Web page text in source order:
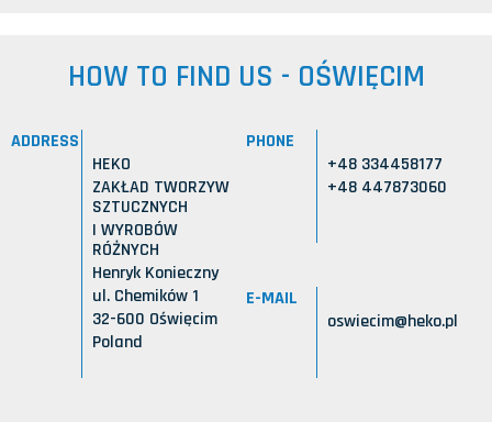
HOW TO FIND US - OŚWIĘCIM
ADDRESS
HEKO
ZAKŁAD TWORZYW
SZTUCZNYCH
I WYROBÓW
RÓŻNYCH
Henryk Konieczny
ul. Chemików 1
32-600 Oświęcim
Poland
PHONE
+48 334458177
+48 447873060
E-MAIL
oswiecim@heko.pl